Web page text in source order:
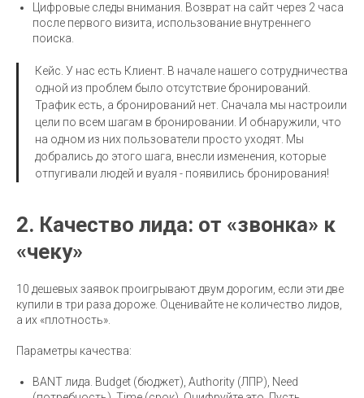
Цифровые следы внимания. Возврат на сайт через 2 часа
после первого визита, использование внутреннего
поиска.
Кейс. У нас есть Клиент. В начале нашего сотрудничества
одной из проблем было отсутствие бронирований.
Трафик есть, а бронирований нет. Сначала мы настроили
цели по всем шагам в бронировании. И обнаружили, что
на одном из них пользователи просто уходят. Мы
добрались до этого шага, внесли изменения, которые
отпугивали людей и вуаля - появились бронирования!
2. Качество лида: от «звонка» к
«чеку»
10 дешевых заявок проигрывают двум дорогим, если эти две
купили в три раза дороже. Оценивайте не количество лидов,
а их «плотность».
Параметры качества:
BANT лида. Budget (бюджет), Authority (ЛПР), Need